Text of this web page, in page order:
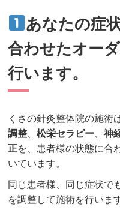
あなたの症
合わせたオー
行います。
くさの針灸整体院の施術
調整 、松栄セラピー 、神
正を、患者様の状態に合
いています。
同じ患者様、同じ症状で
を調整して施術を行いま